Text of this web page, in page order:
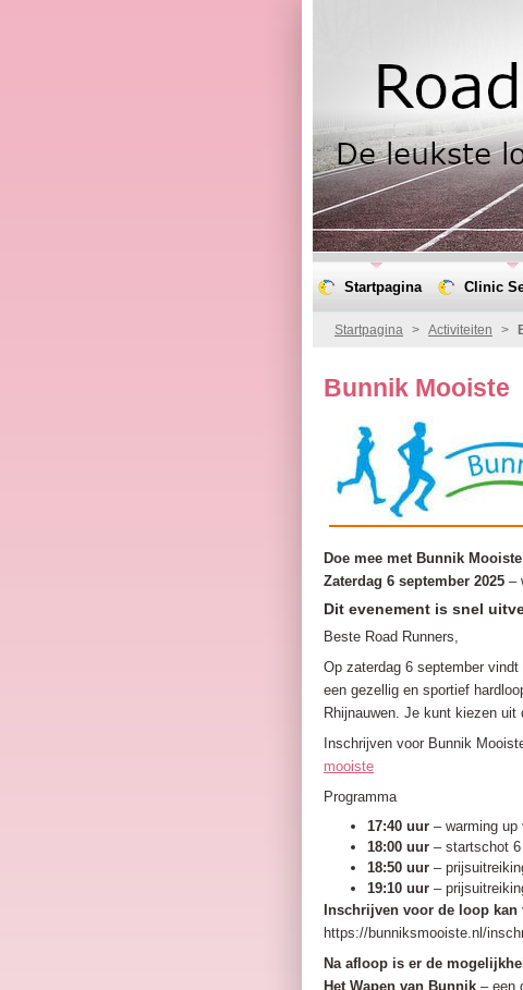
Startpagina > Activiteiten >
Bunnik Mooiste
Doe mee met Bunnik
Zaterdag 6 september 2025 –
Dit evenement is snel
Beste Road Runners,
Op zaterdag 6 september
een gezellig en sportief
Rhijnauwen. Je kunt kiezen uit
Inschrijven voor Bunnik
mooiste
Programma
17:40 uur – warming up
18:00 uur – startschot
18:50 uur –
19:10 uur –
Inschrijven voor de loop kan
https://bunniksmooiste.nl/
Na afloop is er de
Het Wapen van Bunnik – een
Startpagina Clinic